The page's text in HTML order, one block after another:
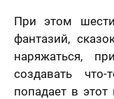
При этом
фантазий,
наряжаться,
создавать
попадает в